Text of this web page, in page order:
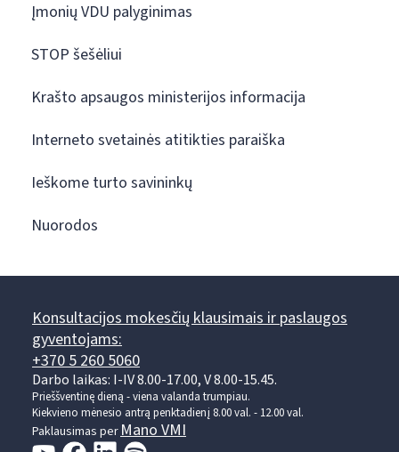
Įmonių VDU palyginimas
STOP šešėliui
Krašto apsaugos ministerijos informacija
Interneto svetainės atitikties paraiška
Ieškome turto savininkų
Nuorodos
Konsultacijos mokesčių klausimais ir paslaugos
gyventojams:
+370 5 260 5060
Darbo laikas: I-IV 8.00-17.00, V 8.00-15.45.
Prieššventinę dieną - viena valanda trumpiau.
Kiekvieno mėnesio antrą penktadienį 8.00 val. - 12.00 val.
Paklausimas perMano VMI